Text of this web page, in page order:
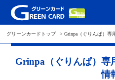
グリーンカードトップ Grinpa（ぐりんぱ）専
Grinpa（ぐりんぱ）専
情